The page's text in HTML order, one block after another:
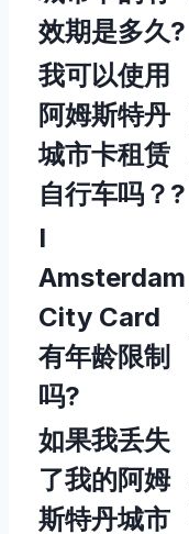
效期是多久?
我可以使用
阿姆斯特丹
城市卡租赁
自行车吗？?
I
Amsterdam
City Card
有年龄限制
吗?
如果我丢失
了我的阿姆
斯特丹城市